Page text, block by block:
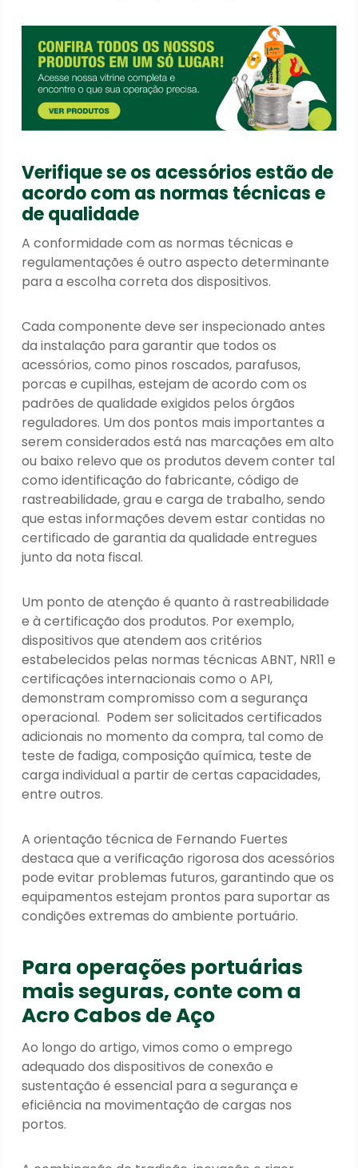
Verifique se os acessórios estão de
acordo com as normas técnicas e
de qualidade
A conformidade com as normas técnicas e
regulamentações é outro aspecto determinante
para a escolha correta dos dispositivos.
Cada componente deve ser inspecionado antes
da instalação para garantir que todos os
acessórios, como pinos roscados, parafusos,
porcas e cupilhas, estejam de acordo com os
padrões de qualidade exigidos pelos órgãos
reguladores. Um dos pontos mais importantes a
serem considerados está nas marcações em alto
ou baixo relevo que os produtos devem conter tal
como identificação do fabricante, código de
rastreabilidade, grau e carga de trabalho, sendo
que estas informações devem estar contidas no
certificado de garantia da qualidade entregues
junto da nota fiscal.
Um ponto de atenção é quanto à rastreabilidade
e à certificação dos produtos. Por exemplo,
dispositivos que atendem aos critérios
estabelecidos pelas normas técnicas ABNT, NR11 e
certificações internacionais como o API,
demonstram compromisso com a segurança
operacional. Podem ser solicitados certificados
adicionais no momento da compra, tal como de
teste de fadiga, composição química, teste de
carga individual a partir de certas capacidades,
entre outros.
A orientação técnica de Fernando Fuertes
destaca que a verificação rigorosa dos acessórios
pode evitar problemas futuros, garantindo que os
equipamentos estejam prontos para suportar as
condições extremas do ambiente portuário.
Para operações portuárias
mais seguras, conte com a
Acro Cabos de Aço
Ao longo do artigo, vimos como o emprego
adequado dos dispositivos de conexão e
sustentação é essencial para a segurança e
eficiência na movimentação de cargas nos
portos.